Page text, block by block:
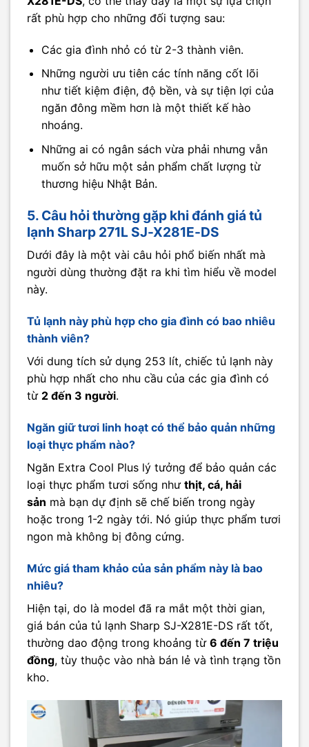
rất phù hợp cho những đối tượng sau:
Các gia đình nhỏ có từ 2-3 thành viên.
Những người ưu tiên các tính năng cốt lõi
như tiết kiệm điện, độ bền, và sự tiện lợi của
ngăn đông mềm hơn là một thiết kế hào
nhoáng.
Những ai có ngân sách vừa phải nhưng vẫn
muốn sở hữu một sản phẩm chất lượng từ
thương hiệu Nhật Bản.
5. Câu hỏi thường gặp khi đánh giá tủ
lạnh Sharp 271L SJ-X281E-DS
Dưới đây là một vài câu hỏi phổ biến nhất mà
người dùng thường đặt ra khi tìm hiểu về model
này.
Tủ lạnh này phù hợp cho gia đình có bao nhiêu
thành viên?
Với dung tích sử dụng 253 lít, chiếc tủ lạnh này
phù hợp nhất cho nhu cầu của các gia đình có
từ 2 đến 3 người.
Ngăn giữ tươi linh hoạt có thể bảo quản những
loại thực phẩm nào?
Ngăn Extra Cool Plus lý tưởng để bảo quản các
loại thực phẩm tươi sống như thịt, cá, hải
sản mà bạn dự định sẽ chế biến trong ngày
hoặc trong 1-2 ngày tới. Nó giúp thực phẩm tươi
ngon mà không bị đông cứng.
Mức giá tham khảo của sản phẩm này là bao
nhiêu?
Hiện tại, do là model đã ra mắt một thời gian,
giá bán của tủ lạnh Sharp SJ-X281E-DS rất tốt,
thường dao động trong khoảng từ 6 đến 7 triệu
đồng, tùy thuộc vào nhà bán lẻ và tình trạng tồn
kho.